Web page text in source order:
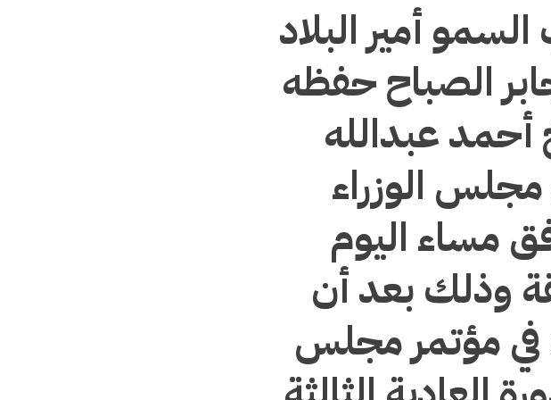
أمير البلاد
الصباح حفظه
أحمد عبدالله
الوزراء
مساء اليوم
وذلك بعد أن
في مؤتمر مجلس